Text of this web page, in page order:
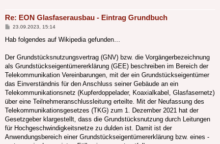
Re: EON Glasfaserausbau - Eintrag Grundbuch
Beitrag
23.09.2023, 15:14
Hab folgendes auf Wikipedia gefunden…
Der Grundstücksnutzungsvertrag (GNV) bzw. die Vorgängerbezeichnung
als Grundstückseigentümererklärung (GEE) beschreiben im Bereich der
Telekommunikation Vereinbarungen, mit der ein Grundstückseigentümer
das Einverständnis für den Anschluss seiner Gebäude an ein
Telekommunikationsnetz (Kupferdoppelader, Koaxialkabel, Glasfasernetz)
über eine Teilnehmeranschlussleitung erteilte. Mit der Neufassung des
Telekommunikationsgesetzes (TKG) zum 1. Dezember 2021 hat der
Gesetzgeber klargestellt, dass die Grundstücksnutzung durch Leitungen
für Hochgeschwindigkeitsnetze zu dulden ist. Damit ist der
Anwendungsbereich einer Grundstückseigentümererklärung bzw. eines -